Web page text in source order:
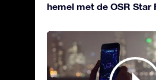
hemel met de OSR Star